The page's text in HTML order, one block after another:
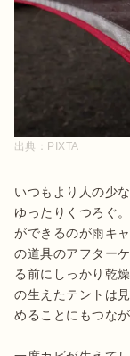
出典： PIXTA
いつもより人の少
ゆったりくつろぐ
ができるのが雨キ
の道具のアフター
る前にしっかり乾
の生えたテントは
めることにもつなが